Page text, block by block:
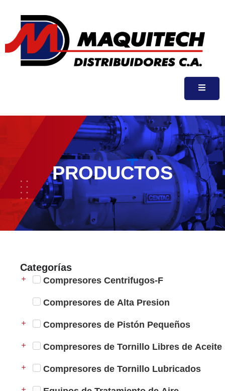
PRODUCTOS
Categorías
Compresores Centrifugos-F
Compresores de Alta Presion
Compresores de Pistón Pequeños
Compresores de Tornillo Libres de Aceite
Compresores de Tornillo Lubricados